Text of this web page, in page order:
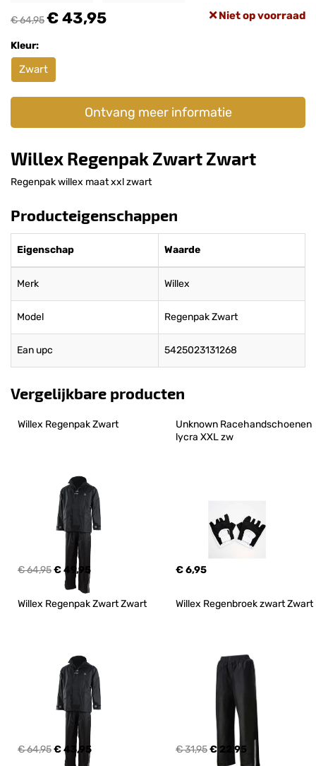
€ 64,95€ 43,95 Niet op voorraad
Kleur:
Zwart
Ontvang meer informatie
Willex Regenpak Zwart Zwart
Regenpak willex maat xxl zwart
Producteigenschappen
Eigenschap Waarde
Merk Willex
Model Regenpak Zwart
Ean upc 5425023131268
Vergelijkbare producten
Willex Regenpak Zwart
€ 64,95€ 49,95
Unknown Racehandschoenen
lycra XXL zw
€ 6,95
Willex Regenpak Zwart Zwart
€ 64,95€ 43,95
Willex Regenbroek zwart Zwart
€ 31,95€ 22,95